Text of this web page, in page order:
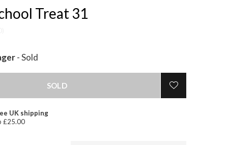
Treat 31
- Sold
SOLD
UK shipping
£25.00